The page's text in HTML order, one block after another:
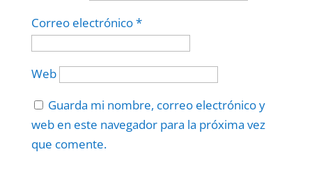
Correo electrónico*
Web
Guarda mi nombre, correo electrónico y
web en este navegador para la próxima vez
que comente.